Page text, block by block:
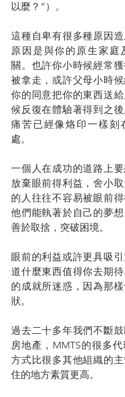
以麼？”）。
這種自卑有很多種原因
原因是與你的原生家庭
關。也許你小時候經常
被拿走，或許父母小時
你的同意把你的東西送
候反復在體驗著得到之
痛苦已經像烙印一樣刻
處。
一個人在成功的道路上
放棄眼前得利益，舍小
的人往往不容易被眼前得
他們能執著於自己的夢想
善於取捨，突破困境。
眼前的利益或許更具吸
道什麼東西值得你去期
的成就所迷惑，因為那
狀。
過去二十多年我們不斷
房地產，MMTS的很多
方式比很多其他組織的主
住的地方素質更高。